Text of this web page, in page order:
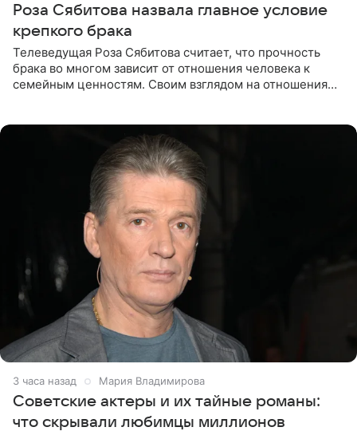
Роза Сябитова назвала главное условие
крепкого брака
Телеведущая Роза Сябитова считает, что прочность
брака во многом зависит от отношения человека к
семейным ценностям. Своим взглядом на отношения
3 часа назад Мария Владимирова
Советские актеры и их тайные романы:
что скрывали любимцы миллионов